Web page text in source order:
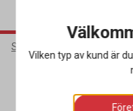
Städ & Hygien
Vilken typ av kund är